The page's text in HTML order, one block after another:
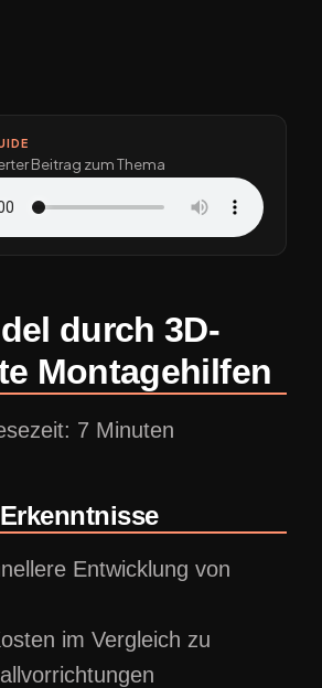
Beitrag zum Thema
durch 3D-
Montagehilfen
7 Minuten
Entwicklung von
im Vergleich zu